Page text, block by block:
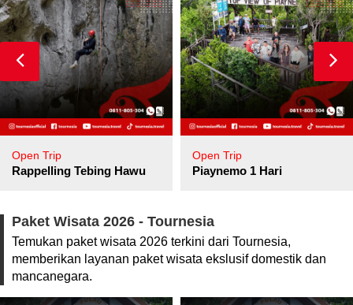
Open Trip
Rappelling Tebing Hawu
Open Trip
Piaynemo 1 Hari
Paket Wisata 2026 - Tournesia
Temukan paket wisata 2026 terkini dari Tournesia,
memberikan layanan paket wisata ekslusif domestik dan
mancanegara.